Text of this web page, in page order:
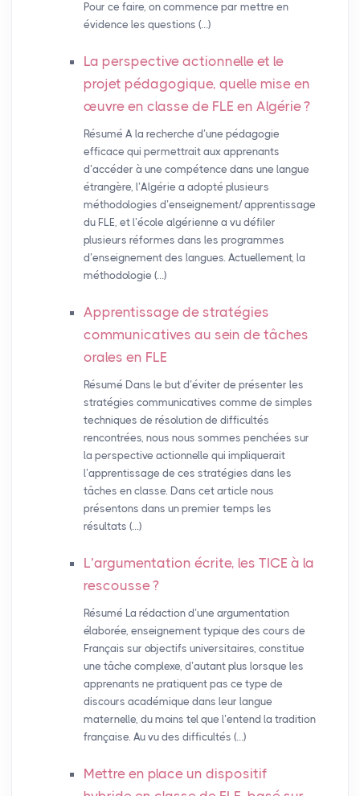
Pour ce faire, on commence par mettre en
évidence les questions (…)
La perspective actionnelle et le
projet pédagogique, quelle mise en
œuvre en classe de FLE en Algérie?
Résumé A la recherche d’une pédagogie
efficace qui permettrait aux apprenants
d’accéder à une compétence dans une langue
étrangère, l’Algérie a adopté plusieurs
méthodologies d’enseignement/ apprentissage
du FLE, et l’école algérienne a vu défiler
plusieurs réformes dans les programmes
d’enseignement des langues. Actuellement, la
méthodologie (…)
Apprentissage de stratégies
communicatives au sein de tâches
orales en FLE
Résumé Dans le but d’éviter de présenter les
stratégies communicatives comme de simples
techniques de résolution de difficultés
rencontrées, nous nous sommes penchées sur
la perspective actionnelle qui impliquerait
l’apprentissage de ces stratégies dans les
tâches en classe. Dans cet article nous
présentons dans un premier temps les
résultats (…)
L’argumentation écrite, les TICE à la
rescousse?
Résumé La rédaction d’une argumentation
élaborée, enseignement typique des cours de
Français sur objectifs universitaires, constitue
une tâche complexe, d’autant plus lorsque les
apprenants ne pratiquent pas ce type de
discours académique dans leur langue
maternelle, du moins tel que l’entend la tradition
française. Au vu des difficultés (…)
Mettre en place un dispositif